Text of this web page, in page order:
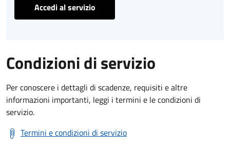
Accedi al servizio
Condizioni di servizio
Per conoscere i dettagli di scadenze, requisiti e altre
informazioni importanti, leggi i termini e le condizioni di
servizio.
Termini e condizioni di servizio